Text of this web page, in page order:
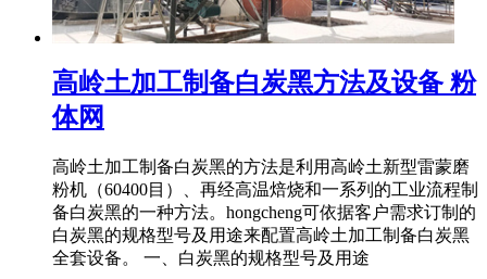
高岭土加工制备白炭黑方法及设备 粉
体网
高岭土加工制备白炭黑的方法是利用高岭土新型雷蒙磨
粉机（60400目）、再经高温焙烧和一系列的工业流程制
备白炭黑的一种方法。hongcheng可依据客户需求订制的
白炭黑的规格型号及用途来配置高岭土加工制备白炭黑
全套设备。 一、白炭黑的规格型号及用途